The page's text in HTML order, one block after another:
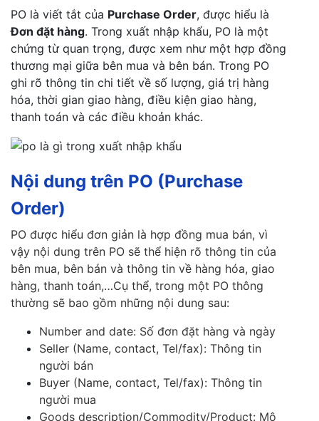
PO là viết tắt của Purchase Order, được hiểu là
Đơn đặt hàng. Trong xuất nhập khẩu, PO là một
chứng từ quan trọng, được xem như một hợp đồng
thương mại giữa bên mua và bên bán. Trong PO
ghi rõ thông tin chi tiết về số lượng, giá trị hàng
hóa, thời gian giao hàng, điều kiện giao hàng,
thanh toán và các điều khoản khác.
Nội dung trên PO (Purchase
Order)
PO được hiểu đơn giản là hợp đồng mua bán, vì
vậy nội dung trên PO sẽ thể hiện rõ thông tin của
bên mua, bên bán và thông tin về hàng hóa, giao
hàng, thanh toán,…Cụ thể, trong một PO thông
thường sẽ bao gồm những nội dung sau:
Number and date: Số đơn đặt hàng và ngày
Seller (Name, contact, Tel/fax): Thông tin
người bán
Buyer (Name, contact, Tel/fax): Thông tin
người mua
Goods description/Commodity/Product: Mô